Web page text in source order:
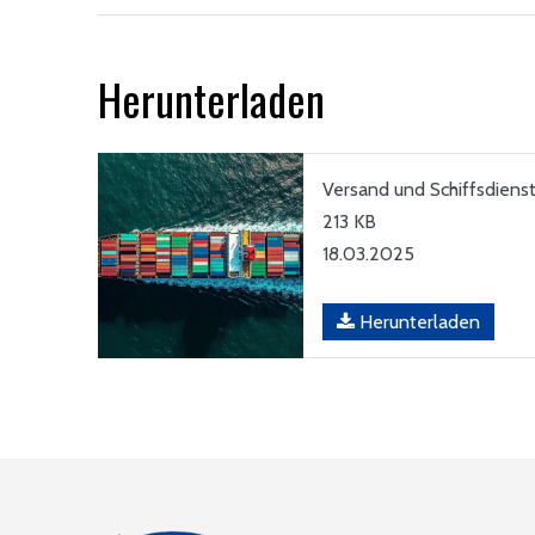
Herunterladen
Versand und
213 KB
18.03.2025
Herunterladen